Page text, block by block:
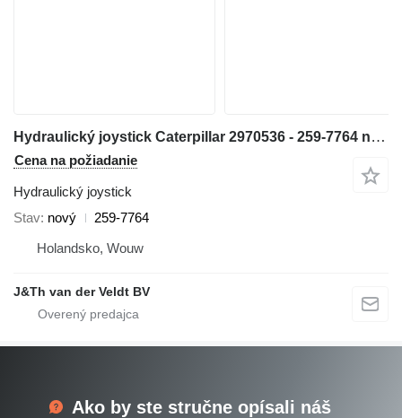
Hydraulický joystick Caterpillar 2970536 - 259-7764 na rýpadla Caterpillar 345C 320D 330D 311D 321D 312D 323D 314D 315D 325D 345D 328D 319D 329D 349D 349D2
Cena na požiadanie
Hydraulický joystick
Stav nový
259-7764
Holandsko, Wouw
J&Th van der Veldt BV
Ako by ste stručne opísali náš